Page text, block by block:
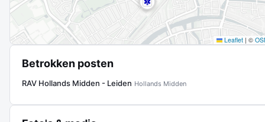
Leaflet | ©
Betrokken posten
RAV Hollands Midden - Leiden Hollands Midden